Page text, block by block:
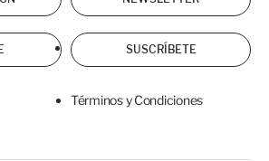
SUSCRÍBETE
Términos y Condiciones